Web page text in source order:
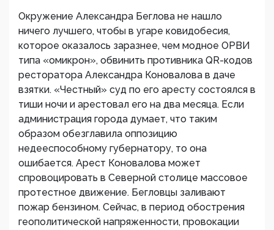
Окружение Александра Беглова не нашло
ничего лучшего, чтобы в угаре ковидобесия,
которое оказалось заразнее, чем модное ОРВИ
типа «омикрон», обвинить противника QR-кодов
ресторатора Александра Коновалова в даче
взятки. «Честный» суд по его аресту состоялся в
тиши ночи и арестовал его на два месяца. Если
администрация города думает, что таким
образом обезглавила оппозицию
недееспособному губернатору, то она
ошибается. Арест Коновалова может
спровоцировать в Северной столице массовое
протестное движение. Бегловцы заливают
пожар бензином. Сейчас, в период обострения
геополитической напряженности, провокации